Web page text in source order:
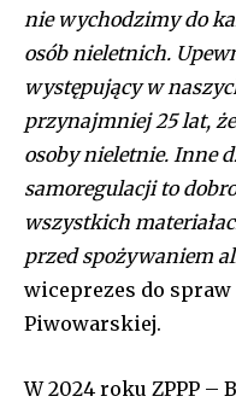
nie wychodzimy do
osób nieletnich.
występujący w
przynajmniej 25 lat,
osoby nieletnie. Inne
samoregulacji to
wszystkich
przed spożywaniem
wiceprezes do
Piwowarskiej.
W 2024 roku ZPPP –